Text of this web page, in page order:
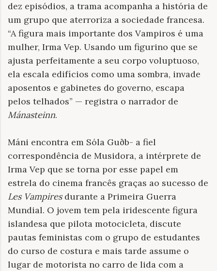
dez episódios, a trama acompanha a história de
um grupo que aterroriza a sociedade francesa.
“A figura mais importante dos Vampiros é uma
mulher, Irma Vep. Usando um figurino que se
ajusta perfeitamente a seu corpo voluptuoso,
ela escala edifícios como uma sombra, invade
aposentos e gabinetes do governo, escapa
pelos telhados” — registra o narrador de
Mánasteinn.
Máni encontra em Sóla Guðb- a fiel
correspondência de Musidora, a intérprete de
Irma Vep que se torna por esse papel em
estrela do cinema francês graças ao sucesso de
Les Vampiresdurante a Primeira Guerra
Mundial. O jovem tem pela iridescente figura
islandesa que pilota motocicleta, discute
pautas feministas com o grupo de estudantes
do curso de costura e mais tarde assume o
lugar de motorista no carro de lida com a